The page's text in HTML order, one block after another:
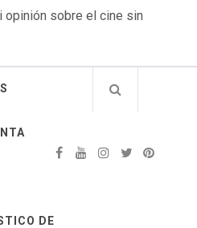
opinión sobre el cine sin
DE